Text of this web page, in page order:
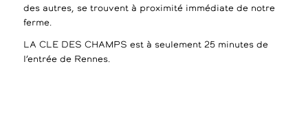
des autres, se trouvent à proximité immédiate de notre
ferme.
LA CLE DES CHAMPS est à seulement 25 minutes de
l’entrée de Rennes.